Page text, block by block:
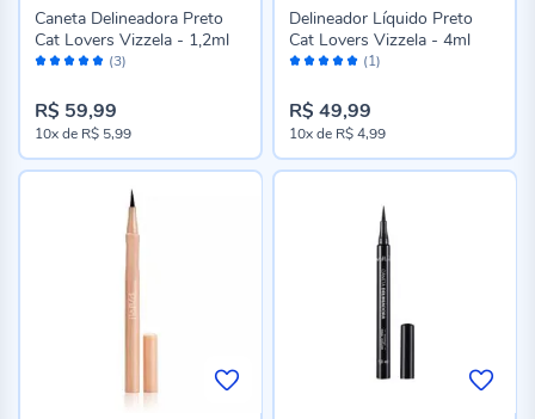
Avaliação: (3)
Caneta Delineadora Preto
Cat Lovers Vizzela - 1,2ml
R$ 59,99
10xde R$ 5,99
Avaliação: (1)
Delineador Líquido Preto
Cat Lovers Vizzela - 4ml
R$ 49,99
10xde R$ 4,99